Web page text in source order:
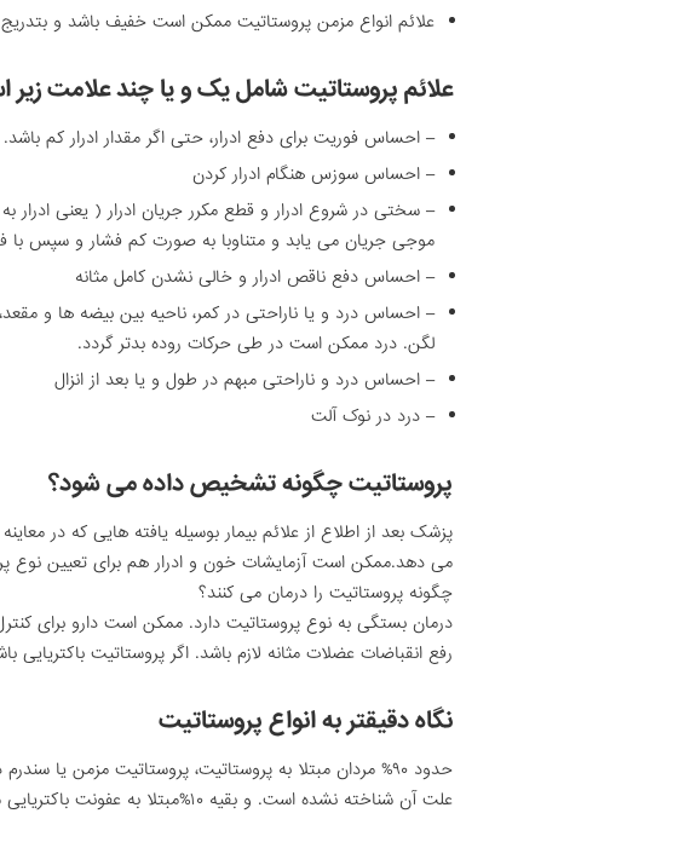
علائم انواع مزمن پروستاتیت ممکن است خفیف باشد و
علائم پروستاتیت شامل یک و یا چند علامت
– احساس فوریت برای دفع ادرار، حتی اگر مقدار ادرار کم باشد.
– احساس سوزس هنگام ادرار کردن
– سختی در شروع ادرار و قطع مکرر جریان ادرار ( یعنی ادرار
موجی جریان می یابد و متناوبا به صورت کم فشار و سپس با
– احساس دفع ناقص ادرار و خالی نشدن کامل مثانه
– احساس درد و یا ناراحتی در کمر، ناحیه بین بیضه ها و
لگن. درد ممکن است در طی حرکات روده بدتر گردد.
– احساس درد و ناراحتی مبهم در طول و یا بعد از انزال
– درد در نوک آلت
پروستاتیت چگونه تشخیص داده می شود؟
پزشک بعد از اطلاع از علائم بیمار بوسیله یافته هایی که در
می دهد.ممکن است آزمایشات خون و ادرار هم برای تعیین نوع
چگونه پروستاتیت را درمان می کنند؟
درمان بستگی به نوع پروستاتیت دارد. ممکن است دارو برای
رفع انقباضات عضلات مثانه لازم باشد. اگر پروستاتیت
نگاه دقیقتر به انواع پروستاتیت
حدود ۹۰% مردان مبتلا به پروستاتیت، پروستاتیت مزمن یا
علت آن شناخته نشده است. و بقیه ۱۰%مبتلا به عفونت باکتریایی می باشند.